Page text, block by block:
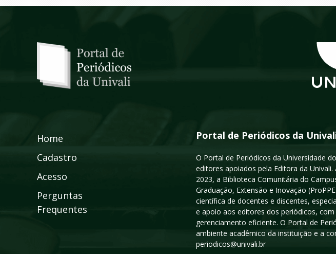
Home
Cadastro
Acesso
Perguntas
Frequentes
Portal de Periódicos da
O Portal de Periódicos da Universidade
editores apoiados pela Editora da
2023, a Biblioteca Comunitária do
Graduação, Extensão e Inovação
científica de docentes e discentes,
e apoio aos editores dos periódicos,
gerenciamento eficiente. O Portal de
ambiente acadêmico da instituição e a
periodicos@univali.br